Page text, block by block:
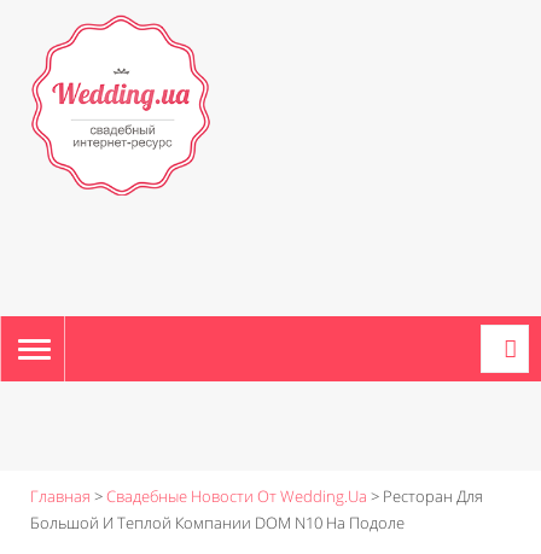
TOGGLE
NAVIGATION
Главная >Свадебные Новости От Wedding.ua > Ресторан Для
Большой И Теплой Компании DOM N10 На Подоле